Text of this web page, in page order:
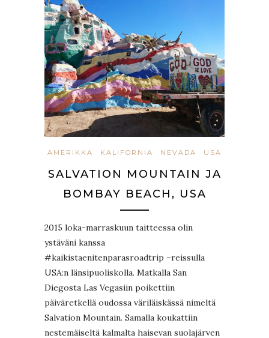
AMERIKKA KALIFORNIA NEVADA USA
SALVATION MOUNTAIN JA
BOMBAY BEACH, USA
2015 loka-marraskuun taitteessa olin
ystäväni kanssa
#kaikistaenitenparasroadtrip –reissulla
USA:n länsipuoliskolla. Matkalla San
Diegosta Las Vegasiin poikettiin
päiväretkellä oudossa väriläiskässä nimeltä
Salvation Mountain. Samalla koukattiin
nestemäiseltä kalmalta haisevan suolajärven